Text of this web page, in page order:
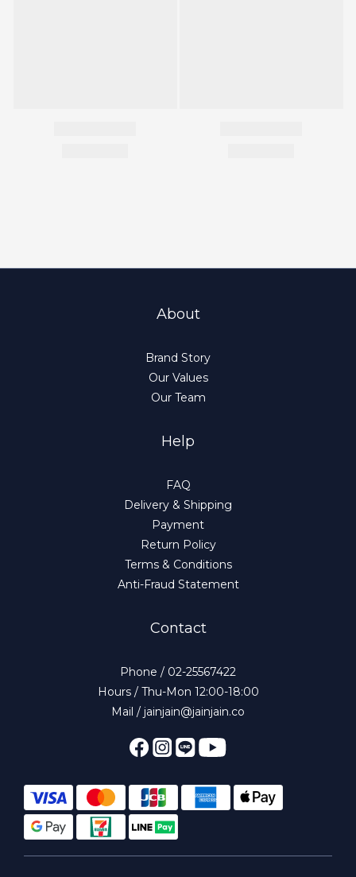
About
Brand Story
Our Values
Our Team
Help
FAQ
Delivery & Shipping
Payment
Return Policy
Terms & Conditions
Anti-Fraud Statement
Contact
Phone / 02-25567422
Hours / Thu-Mon 12:00-18:00
Mail / jainjain@jainjain.co